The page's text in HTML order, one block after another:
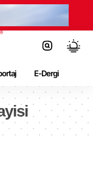
E-Dergi